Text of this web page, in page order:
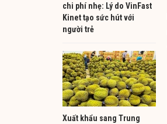
chi phí nhẹ: Lý do VinFast
Kinet tạo sức hút với
người trẻ
Xuất khẩu sang Trung